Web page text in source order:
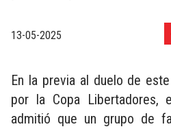
13-05-2025
En la previa al duelo de
por la Copa Libertadores,
admitió que un grupo de